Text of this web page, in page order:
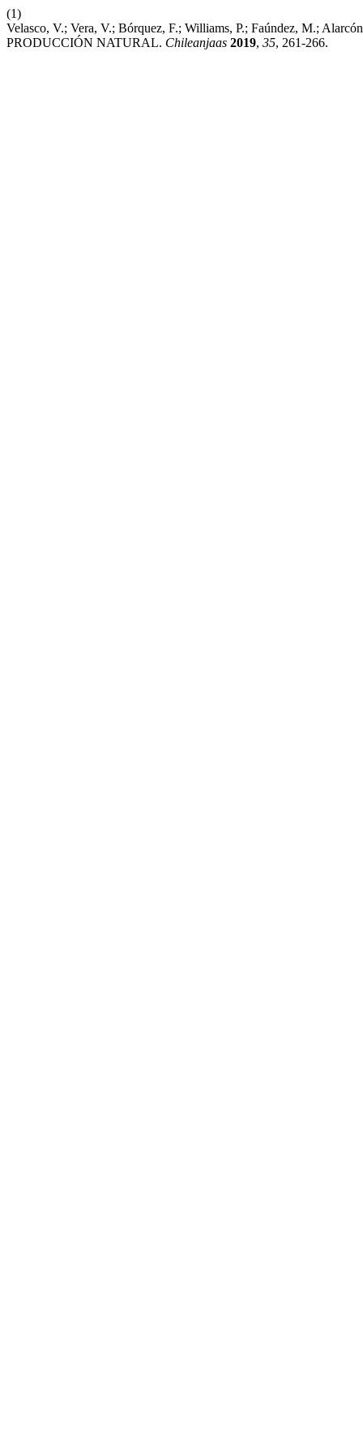
(1)
Velasco, V.; Vera, V.; Bórquez, F.; Williams, P.; Faúndez, M.;
PRODUCCIÓN NATURAL. Chileanjaas 2019, 35, 261-266.